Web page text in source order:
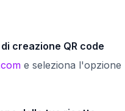
creazione QR code
e seleziona l'opzione